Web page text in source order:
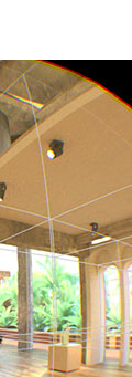
ん。このた
に新しい
ング、360度
す。
。このSDK
合されていま
、Linux用の